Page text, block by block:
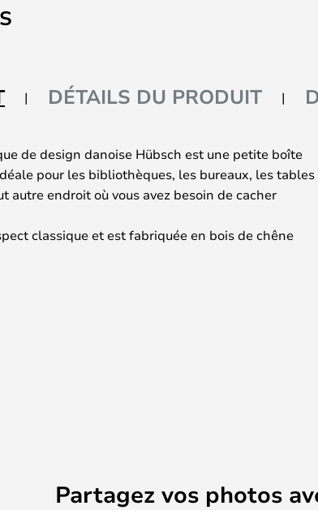
DÉTAILS DU PRODUIT
de design danoise Hübsch est une petite boîte
pour les bibliothèques, les bureaux, les tables
autre endroit où vous avez besoin de cacher
classique et est fabriquée en bois de chêne
vous permet de faire un bon choix
de ranger - et si vous choisissez d'utiliser
Partagez vos photos